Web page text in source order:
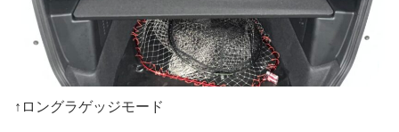
↑ロングラゲッジモード